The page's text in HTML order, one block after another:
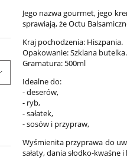
Jego nazwa gourmet, jego
sprawiają, że Octu
Kraj pochodzenia: Hiszpania.
Opakowanie: Szklana butelka.
Gramatura: 500ml
Idealne do:
- deserów,
- ryb,
- sałatek,
- sosów i przypraw,
Wyśmienita przyprawa do
sałaty, dania słodko-